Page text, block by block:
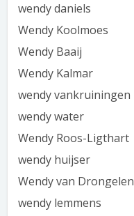
wendy daniels
Wendy Koolmoes
Wendy Baaij
Wendy Kalmar
wendy vankruiningen
wendy water
Wendy Roos-Ligthart
wendy huijser
Wendy van Drongelen
wendy lemmens